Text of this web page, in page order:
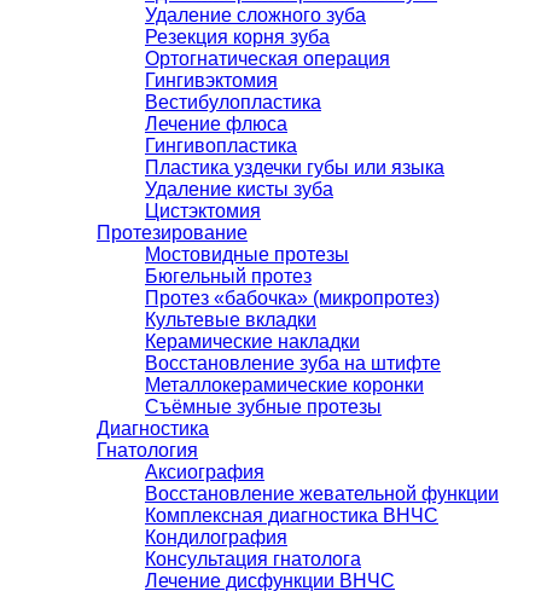
Удаление сложного зуба
Резекция корня зуба
Ортогнатическая операция
Гингивэктомия
Вестибулопластика
Лечение флюса
Гингивопластика
Пластика уздечки губы или языка
Удаление кисты зуба
Цистэктомия
Протезирование
Мостовидные протезы
Бюгельный протез
Протез «бабочка» (микропротез)
Культевые вкладки
Керамические накладки
Восстановление зуба на штифте
Металлокерамические коронки
Съёмные зубные протезы
Диагностика
Гнатология
Аксиография
Восстановление жевательной функции
Комплексная диагностика ВНЧС
Кондилография
Консультация гнатолога
Лечение дисфункции ВНЧС